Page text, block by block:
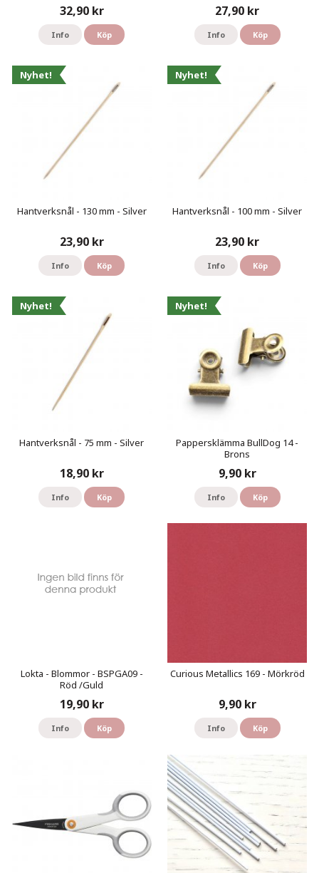
32,90 kr
Info Köp
27,90 kr
Info Köp
Nyhet!
Hantverksnål - 130 mm - Silver
23,90 kr
Info Köp
Nyhet!
Hantverksnål - 100 mm - Silver
23,90 kr
Info Köp
Nyhet!
Hantverksnål - 75 mm - Silver
18,90 kr
Info Köp
Nyhet!
Pappersklämma BullDog 14 -
Brons
9,90 kr
Info Köp
Lokta - Blommor - BSPGA09 -
Röd /Guld
19,90 kr
Info Köp
Curious Metallics 169 - Mörkröd
9,90 kr
Info Köp